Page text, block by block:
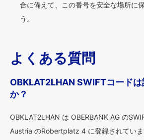
合に備えて、この番号を安全な場所に
う。
よくある質問
OBKLAT2LHAN SWIFTコード
か？
OBKLAT2LHAN は OBERBANK AG の
Austria のRobertplatz 4 に登録されていま